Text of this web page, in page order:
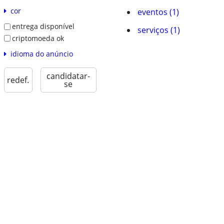
cor
entrega disponível
criptomoeda ok
idioma do anúncio
redef. candidatar-
se
eventos (1)
serviços (1)